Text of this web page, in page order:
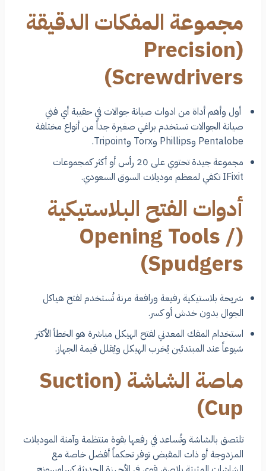
مجموعة المفكات الدقيقة
(Precision
Screwdrivers)
أول وأهم أداة من ادوات صيانة جوالات في حقيبة أي فني
صيانة الجوالات تستخدم براغي صغيرة جداً من أنواع مختلفة
Pentalobe وPhillips وTorx وTripoint.
مجموعة جيدة تحتوي على 20 رأس أو أكثر كمجموعات
IFixit تكفي لمعظم موديلات السوق السعودي.
أدوات الفتح البلاستيكية
(Opening Tools /
Spudgers)
شريحة بلاستيكية رفيعة ورافعة مرنة تُستخدم لفتح هياكل
الجوال بدون خدش أو كسر.
استخدام المفك المعدني لفتح الهيكل مباشرة هو الخطأ الأكثر
شيوعاً عند المبتدئين يُخرب الهيكل ويُقلل قيمة الجهاز.
ماصة الشاشة (Suction
Cup)
تلتصق بالشاشة وتُساعد في رفعها بقوة منتظمة وآمنة الموديلات
المزدوجة أو ذات المقبض توفر تحكماً أفضل خاصة مع